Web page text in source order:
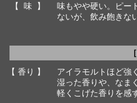
【 味 】
味もやや硬い。ピー
ないが、飲み飽きな
【 香り 】
アイラモルトほど強
湿った香りや、なま
軽くこげた香りを感